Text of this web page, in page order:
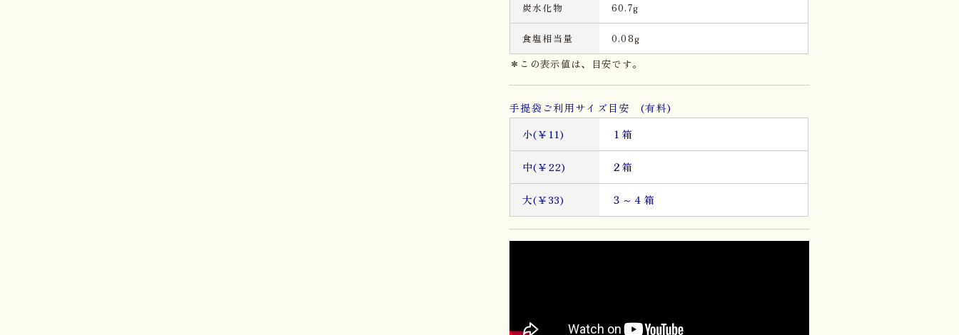
炭水化物 60.7g
食塩相当量 0.08g
＊この表示値は、目安です。
手提袋ご利用サイズ目安 (有料)
小(￥11)
１箱
中(￥22) ２箱
大(￥33) ３～４箱